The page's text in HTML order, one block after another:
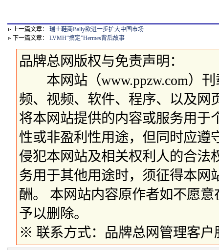
上一篇文章： 瑞士鞋商Bally欲进一步扩大中国市场...
下一篇文章： LVMH“搞定”Hermes背后故事
品牌总网版权与免责声明：
本网站（www.ppzw.com）刊
频、视频、软件、程序、以及网
将本网站提供的内容或服务用于
性或非盈利性用途，但同时应遵
侵犯本网站及相关权利人的合法
务用于其他用途时，须征得本网
酬。 本网站内容原作者如不愿
予以删除。
※ 联系方式：品牌总网管理客户